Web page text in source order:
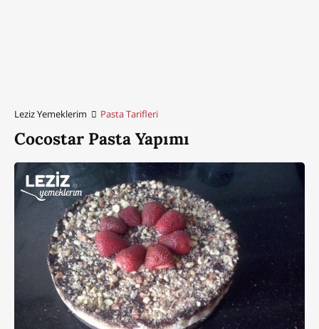
Leziz Yemeklerim Pasta Tarifleri
Cocostar Pasta Yapımı